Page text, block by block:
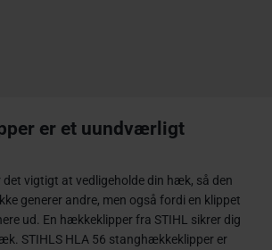
er et uundværligt
det vigtigt at vedligeholde din hæk, så den
generer andre, men også fordi en klippet
ud. En hækkeklipper fra STIHL sikrer dig
STIHLS HLA 56 stanghækkeklipper er